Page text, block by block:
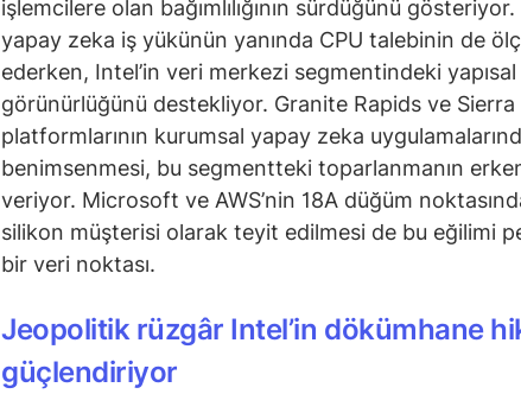
işlemcilere olan bağımlılığının sürdüğünü
yapay zeka iş yükünün yanında CPU talebinin de
ederken, Intel’in veri merkezi segmentindeki
görünürlüğünü destekliyor. Granite Rapids ve Sierra
platformlarının kurumsal yapay zeka
benimsenmesi, bu segmentteki toparlanmanın
veriyor. Microsoft ve AWS’nin 18A düğüm
silikon müşterisi olarak teyit edilmesi de bu eğilimi
bir veri noktası.
Jeopolitik rüzgâr Intel’in dökümhane
güçlendiriyor